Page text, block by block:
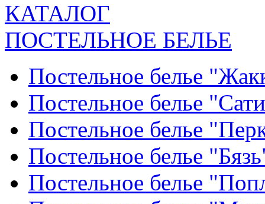
КАТАЛОГ
ПОСТЕЛЬНОЕ БЕЛЬЕ
Постельное белье
Постельное белье
Постельное белье
Постельное белье
Постельное белье